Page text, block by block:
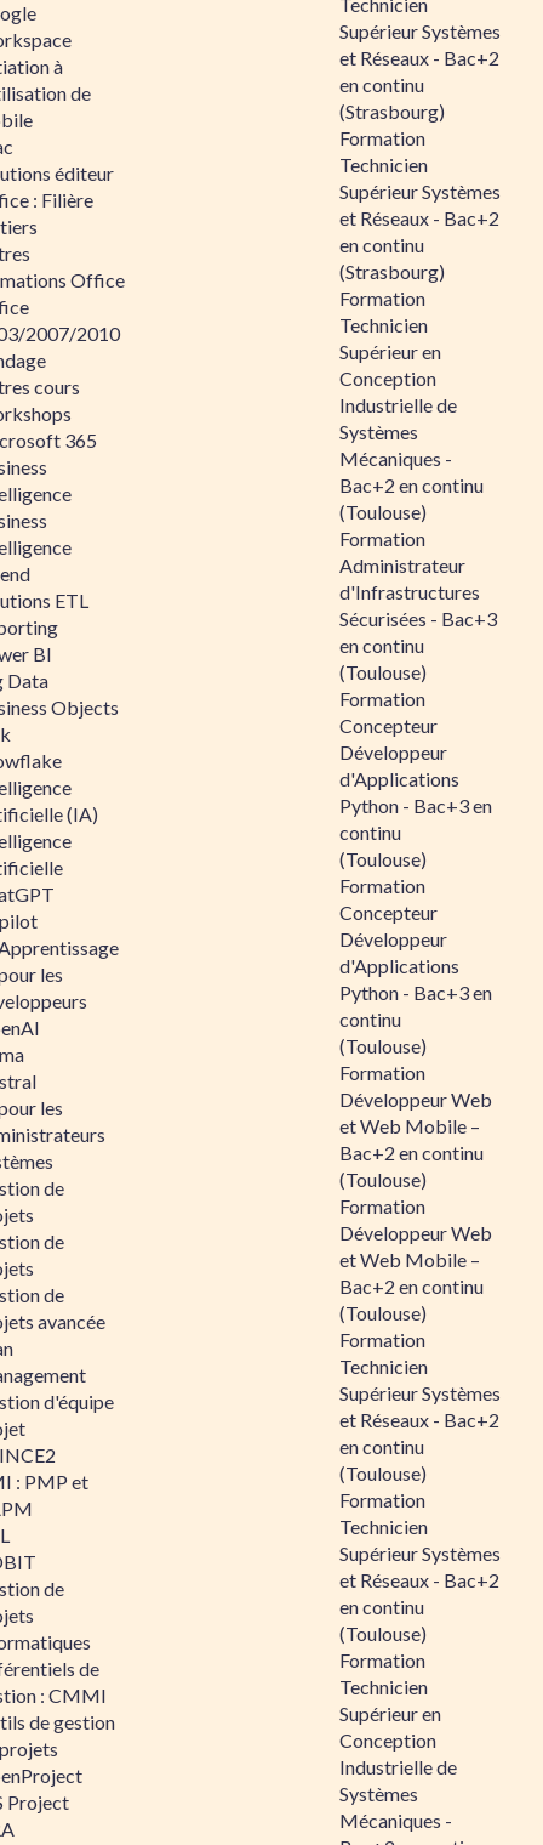
à
de
éditeur
: Filière
Office
2007/2010
cours
365
ETL
BI
Data
Objects
(IA)
les
les
de
de
de
avancée
d'équipe
: PMP et
de
de
: CMMI
de gestion
Project
Supérieur Systèmes
et Réseaux - Bac+2
en continu
(Strasbourg)
Formation
Technicien
Supérieur Systèmes
et Réseaux - Bac+2
en continu
(Strasbourg)
Formation
Technicien
Supérieur en
Conception
Industrielle de
Systèmes
Mécaniques -
Bac+2 en continu
(Toulouse)
Formation
Administrateur
d'Infrastructures
Sécurisées - Bac+3
en continu
(Toulouse)
Formation
Concepteur
Développeur
d'Applications
Python - Bac+3 en
continu
(Toulouse)
Formation
Concepteur
Développeur
d'Applications
Python - Bac+3 en
continu
(Toulouse)
Formation
Développeur Web
et Web Mobile –
Bac+2 en continu
(Toulouse)
Formation
Développeur Web
et Web Mobile –
Bac+2 en continu
(Toulouse)
Formation
Technicien
Supérieur Systèmes
et Réseaux - Bac+2
en continu
(Toulouse)
Formation
Technicien
Supérieur Systèmes
et Réseaux - Bac+2
en continu
(Toulouse)
Formation
Technicien
Supérieur en
Conception
Industrielle de
Systèmes
Mécaniques -